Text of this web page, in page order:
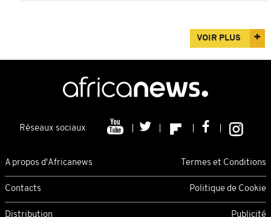
VOIR PLUS
Réseaux sociaux
A propos d'Africanews Termes et Conditions
Contacts Politique de Cookie
Distribution Publicité